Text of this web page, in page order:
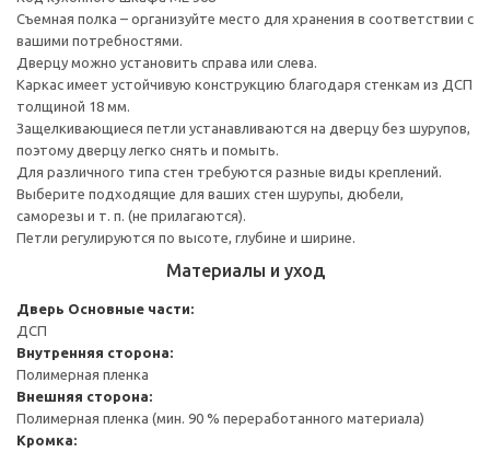
Съемная полка – организуйте место для хранения в соответствии с
вашими потребностями.
Дверцу можно установить справа или слева.
Каркас имеет устойчивую конструкцию благодаря стенкам из ДСП
толщиной 18 мм.
Защелкивающиеся петли устанавливаются на дверцу без шурупов,
поэтому дверцу легко снять и помыть.
Для различного типа стен требуются разные виды креплений.
Выберите подходящие для ваших стен шурупы, дюбели,
саморезы и т. п. (не прилагаются).
Петли регулируются по высоте, глубине и ширине.
Материалы и уход
Дверь Основные части:
ДСП
Внутренняя сторона:
Полимерная пленка
Внешняя сторона:
Полимерная пленка (мин. 90 % переработанного материала)
Кромка: